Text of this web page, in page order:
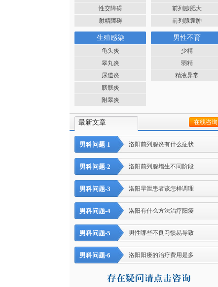
性交障碍
射精障碍
前列腺肥大
前列腺囊肿
生殖感染
龟头炎
睾丸炎
尿道炎
膀胱炎
附睾炎
男性不育
少精
弱精
精液异常
最新文章 在线咨询
男科问题-1 洛阳前列腺炎有什么症状
男科问题-2 洛阳前列腺增生不同阶段
男科问题-3 洛阳早泄患者该怎样调理
男科问题-4 洛阳有什么方法治疗阳痿
男科问题-5 男性哪些不良习惯易导致
男科问题-6 洛阳阳痿的治疗费用是多